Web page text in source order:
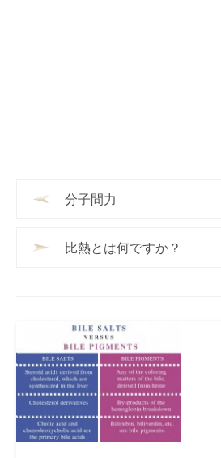
分子間力
比熱とは何ですか？